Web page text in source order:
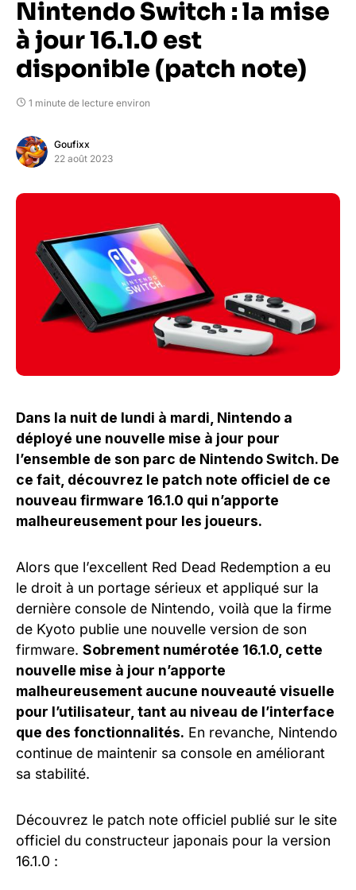
Nintendo Switch : la mise
à jour 16.1.0 est
disponible (patch note)
1 minute de lecture environ
Goufixx
22 août 2023
Dans la nuit de lundi à mardi, Nintendo a
déployé une nouvelle mise à jour pour
l’ensemble de son parc de Nintendo Switch. De
ce fait, découvrez le patch note officiel de ce
nouveau firmware 16.1.0 qui n’apporte
malheureusement pour les joueurs.
Alors que l’excellent Red Dead Redemption a eu
le droit à un portage sérieux et appliqué sur la
dernière console de Nintendo, voilà que la firme
de Kyoto publie une nouvelle version de son
firmware. Sobrement numérotée 16.1.0, cette
nouvelle mise à jour n’apporte
malheureusement aucune nouveauté visuelle
pour l’utilisateur, tant au niveau de l’interface
que des fonctionnalités. En revanche, Nintendo
continue de maintenir sa console en améliorant
sa stabilité.
Découvrez le patch note officiel publié sur le site
officiel du constructeur japonais pour la version
16.1.0 :